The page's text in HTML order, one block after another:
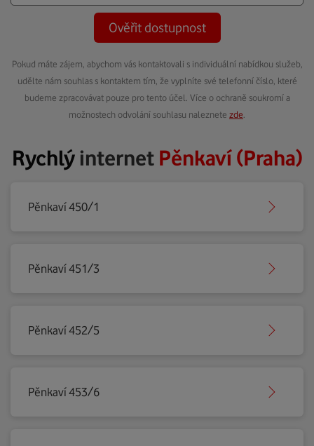
Ověřit dostupnost
Pokud máte zájem, abychom vás kontaktovali s individuální nabídkou služeb,
udělte nám souhlas s kontaktem tím, že vyplníte své telefonní číslo, které
budeme zpracovávat pouze pro tento účel. Více o ochraně soukromí a
možnostech odvolání souhlasu naleznete zde
Rychlýinternet Pěnkaví (Praha)
Pěnkaví 450/1
Pěnkaví 451/3
Pěnkaví 452/5
Pěnkaví 453/6